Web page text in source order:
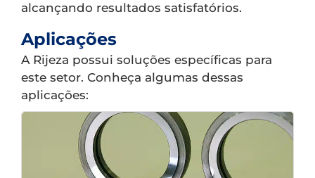
alcançando resultados satisfatórios.
Aplicações
A Rijeza possui soluções específicas para
este setor. Conheça algumas dessas
aplicações: